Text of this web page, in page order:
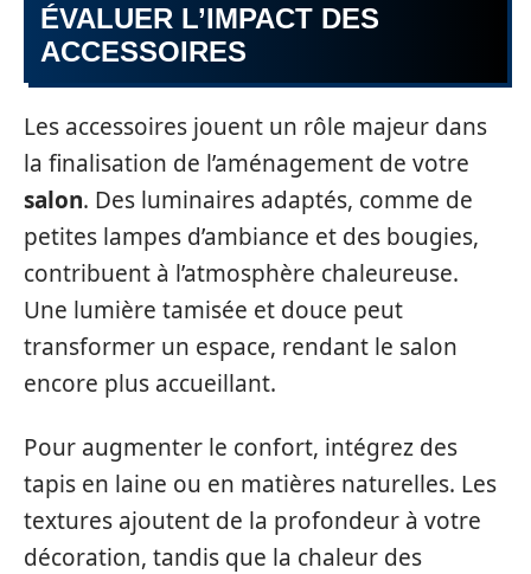
ÉVALUER L’IMPACT DES
ACCESSOIRES
Les accessoires jouent un rôle majeur dans
la finalisation de l’aménagement de votre
salon. Des luminaires adaptés, comme de
petites lampes d’ambiance et des bougies,
contribuent à l’atmosphère chaleureuse.
Une lumière tamisée et douce peut
transformer un espace, rendant le salon
encore plus accueillant.
Pour augmenter le confort, intégrez des
tapis en laine ou en matières naturelles. Les
textures ajoutent de la profondeur à votre
décoration, tandis que la chaleur des